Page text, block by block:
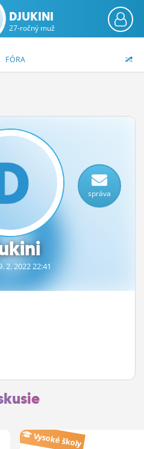
DJUKINI
27-ročný muž
FÓRA
2.2022 22:41
správa
Vysoké školy